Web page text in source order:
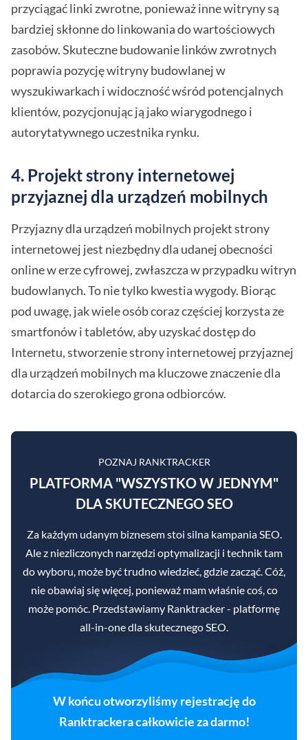
przyciągać linki zwrotne, ponieważ inne witryny są
bardziej skłonne do linkowania do wartościowych
zasobów. Skuteczne budowanie linków zwrotnych
poprawia pozycję witryny budowlanej w
wyszukiwarkach i widoczność wśród potencjalnych
klientów, pozycjonując ją jako wiarygodnego i
autorytatywnego uczestnika rynku.
4. Projekt strony internetowej
przyjaznej dla urządzeń mobilnych
Przyjazny dla urządzeń mobilnych projekt strony
internetowej jest niezbędny dla udanej obecności
online w erze cyfrowej, zwłaszcza w przypadku witryn
budowlanych. To nie tylko kwestia wygody. Biorąc
pod uwagę, jak wiele osób coraz częściej korzysta ze
smartfonów i tabletów, aby uzyskać dostęp do
Internetu, stworzenie strony internetowej przyjaznej
dla urządzeń mobilnych ma kluczowe znaczenie dla
dotarcia do szerokiego grona odbiorców.
POZNAJ RANKTRACKER
PLATFORMA "WSZYSTKO W JEDNYM"
DLA SKUTECZNEGO SEO
Za każdym udanym biznesem stoi silna kampania SEO.
Ale z niezliczonych narzędzi optymalizacji i technik tam
do wyboru, może być trudno wiedzieć, gdzie zacząć. Cóż,
nie obawiaj się więcej, ponieważ mam właśnie coś, co
może pomóc. Przedstawiamy Ranktracker - platformę
all-in-one dla skutecznego SEO.
W końcu otworzyliśmy rejestrację do
Ranktrackera całkowicie za darmo!